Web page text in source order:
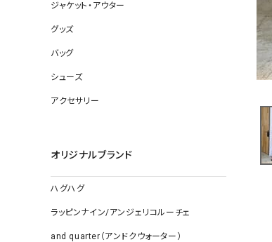
ジャケット・アウター
グッズ
バッグ
シューズ
アクセサリー
オリジナルブランド
ハグハグ
ラッピンナイン/アンジェリコルーチェ
and quarter（アンドクウォーター）